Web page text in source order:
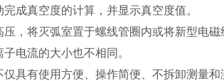
成真空度的计算，并显示真空度值。
，将灭弧室置于螺线管圈内或将新型电磁
电流的大小也不相同。
具有使用方便、操作简便、不拆卸测量和